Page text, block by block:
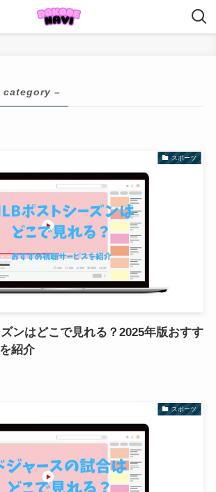
category –
スポーツ
ンはどこで見れる？2025年版おすす
紹介
スポーツ